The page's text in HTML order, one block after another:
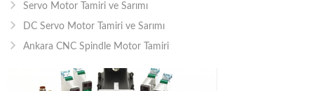
Servo Motor Tamiri ve Sarımı
DC Servo Motor Tamiri ve Sarımı
Ankara CNC Spindle Motor Tamiri